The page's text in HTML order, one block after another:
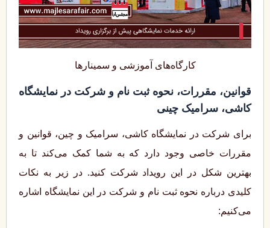
کارگاه‌های آموزشی و سمینارها
قوانین، مقررات، نحوه ثبت نام و شرکت در نمایشگاه
کاشی، سرامیک چینی
برای شرکت در نمایشگاه کاشی، سرامیک و چین، قوانین و
مقررات خاصی وجود دارد که به شما کمک می‌کند تا به
بهترین شکل در این رویداد شرکت کنید. در زیر به نکات
کلیدی درباره نحوه ثبت‌ نام و شرکت در این نمایشگاه اشاره
می‌کنیم: